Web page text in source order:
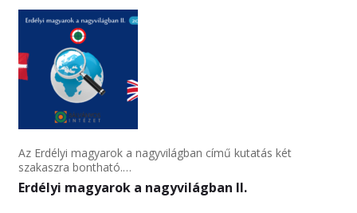
Erdélyi magyarok a nagyvilágban II.
Az Erdélyi magyarok a nagyvilágban című kutatás két
szakaszra bontható.…